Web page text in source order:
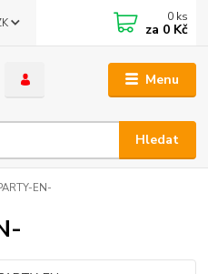
Menu
Hledat
0 ks
za 0 Kč
EN-